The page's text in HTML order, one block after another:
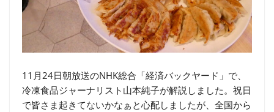
11月24日朝放送のNHK総合「経済バックヤード」で、
冷凍食品ジャーナリスト山本純子が解説しました。祝日
で皆さま起きてないかなぁと心配しましたが、全国から